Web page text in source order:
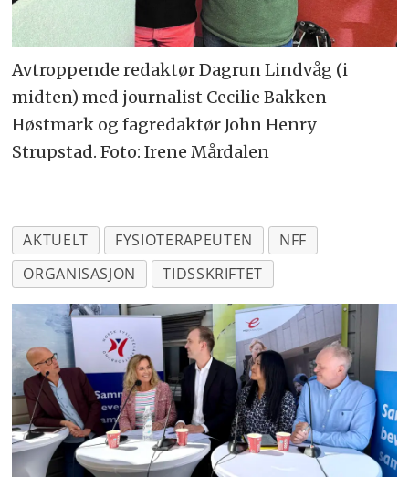
Avtroppende redaktør Dagrun Lindvåg (i
midten) med journalist Cecilie Bakken
Høstmark og fagredaktør John Henry
Strupstad. Foto: Irene Mårdalen
AKTUELT FYSIOTERAPEUTEN
NFF
ORGANISASJON
TIDSSKRIFTET